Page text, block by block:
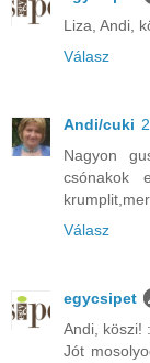
Liza, Andi,
Válasz
Andi/cuki
Nagyon
csónakok
Válasz
egycsipet
Andi, köszi!
Jót